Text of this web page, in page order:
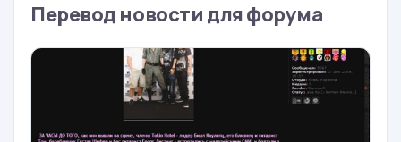
Перевод новости для форума